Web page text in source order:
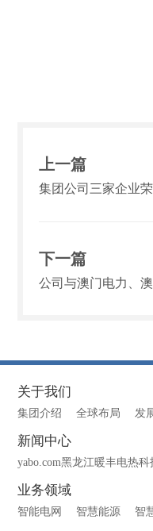
上一篇
集团公司三家企业
下一篇
公司与澳门电力、
关于我们
集团介绍 全球布局 发
新闻中心
yabo.com黑龙江暖丰电热
业务领域
智能电网 智慧能源 智